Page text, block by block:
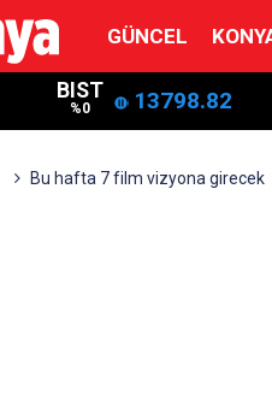
GÜNCEL
BIST
%0 13798.82
Bu hafta 7 film vizyona girecek